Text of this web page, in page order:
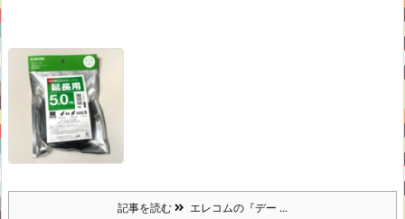
記事を読む エレコムの『デー ...